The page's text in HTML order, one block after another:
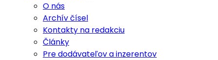
O nás
Archív čísel
Kontakty na redakciu
Články
Pre dodávateľov a inzerentov